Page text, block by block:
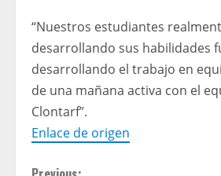
“Nuestros estudiantes
desarrollando sus habilidades
desarrollando el trabajo en
de una mañana activa con el
Clontarf”.
Enlace de origen